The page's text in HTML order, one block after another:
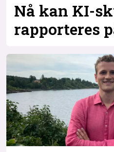
Nå kan KI-
rapporteres